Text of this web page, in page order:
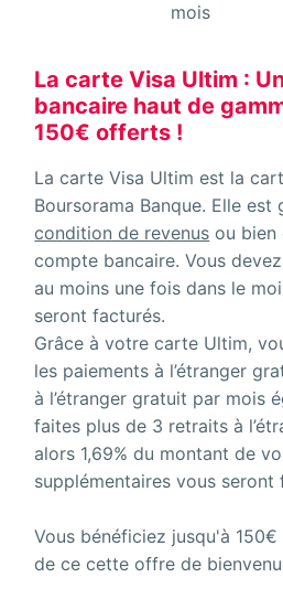
mois
La carte Visa Ultim :
bancaire haut de
150€ offerts !
La carte Visa Ultim est la
Boursorama Banque. Elle est
condition de revenus ou bien
compte bancaire. Vous
au moins une fois dans le
seront facturés.
Grâce à votre carte Ultim,
les paiements à l’étranger
à l’étranger gratuit par mois
faites plus de 3 retraits à
alors 1,69% du montant de
supplémentaires vous seront
Vous bénéficiez jusqu'à
de ce cette offre de